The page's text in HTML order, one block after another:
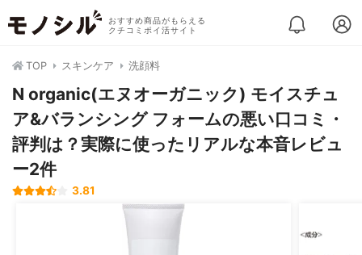
おすすめ商品がもらえる
クチコミポイ活サイト
TOP スキンケア 洗顔料
N organic(エヌオーガニック) モイスチュ
ア&バランシング フォームの悪い口コミ・
評判は？実際に使ったリアルな本音レビュ
ー2件
3.81